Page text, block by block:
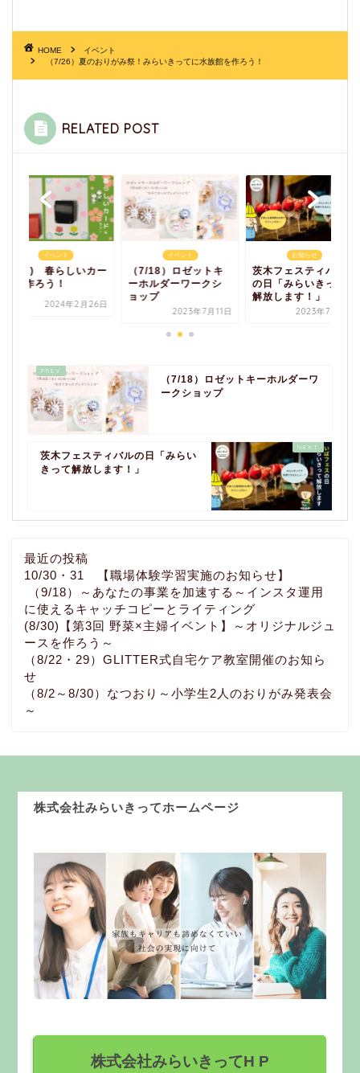
HOME
イベント
（7/26）夏のおりがみ祭！みらいきってに水族館を作ろう！
RELATED POST
イベント
(3/11) 春らしいカー
ドを作ろう！
2024年2月26日
イベント
（7/18）ロゼットキ
ーホルダーワークシ
ョップ
2023年7月11日
お知らせ
茨木フェスティバル
の日「みらいきって
解放します！」
2023年7月13日
（7/18）ロゼットキーホルダーワ
ークショップ
茨木フェスティバルの日「みらい
きって解放します！」
最近の投稿
10/30・31 【職場体験学習実施のお知らせ】
（9/18）～あなたの事業を加速する～インスタ運用
に使えるキャッチコピーとライティング
(8/30)【第3回 野菜×主婦イベント】～オリジナルジュ
ースを作ろう～
（8/22・29）GLITTER式自宅ケア教室開催のお知ら
せ
（8/2～8/30）なつおり～小学生2人のおりがみ発表会
～
株式会社みらいきってホームページ
株式会社みらいきってH P